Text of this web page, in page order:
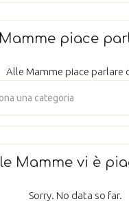
piace
Alle Mamme piace parlare
Mamme vi è
Sorry. No data so far.